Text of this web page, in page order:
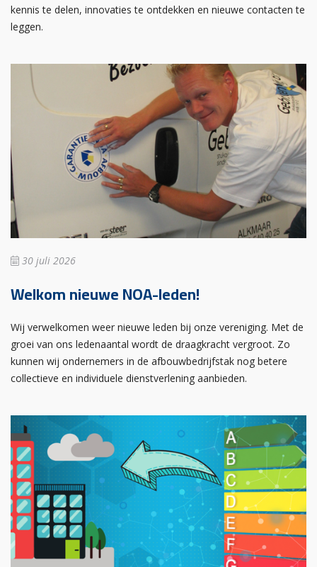
kennis te delen, innovaties te ontdekken en nieuwe contacten te
leggen.
30 juli 2026
Welkom nieuwe NOA-leden!
Wij verwelkomen weer nieuwe leden bij onze vereniging. Met de
groei van ons ledenaantal wordt de draagkracht vergroot. Zo
kunnen wij ondernemers in de afbouwbedrijfstak nog betere
collectieve en individuele dienstverlening aanbieden.